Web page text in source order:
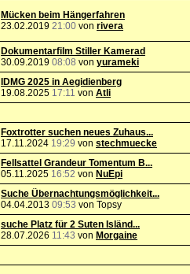
Mücken beim Hängerfahren
23.02.2019 21:00 von rivera
Dokumentarfilm Stiller Kamerad
30.09.2019 08:08 von yurameki
IDMG 2025 in Aegidienberg
19.08.2025 17:11 von Atli
Foxtrotter suchen neues Zuhaus...
17.11.2024 19:29 von stechmuecke
Fellsattel Grandeur Tomentum B...
05.11.2025 16:52 von NuEpi
Suche Übernachtungsmöglichkeit...
04.04.2013 09:53 von Topsy
suche Platz für 2 Suten Isländ...
28.07.2026 11:43 von Morgaine